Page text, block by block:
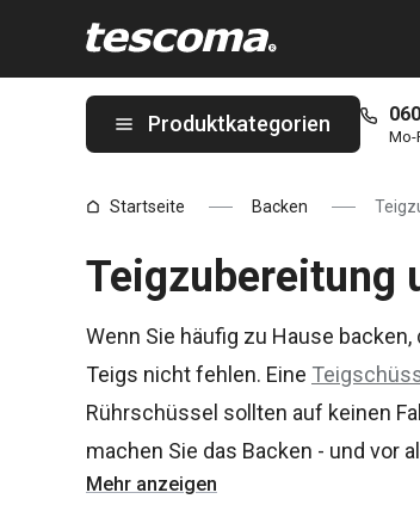
Produktkategorien
Mo-
Startseite Backen
Teigzubereitung
Wenn Sie häufig zu Hause
Teigs nicht fehlen. Eine
Rührschüssel sollten auf keinen
machen Sie das Backen - und vor
Leckereien - noch angenehmer!
Mehr anzeigen